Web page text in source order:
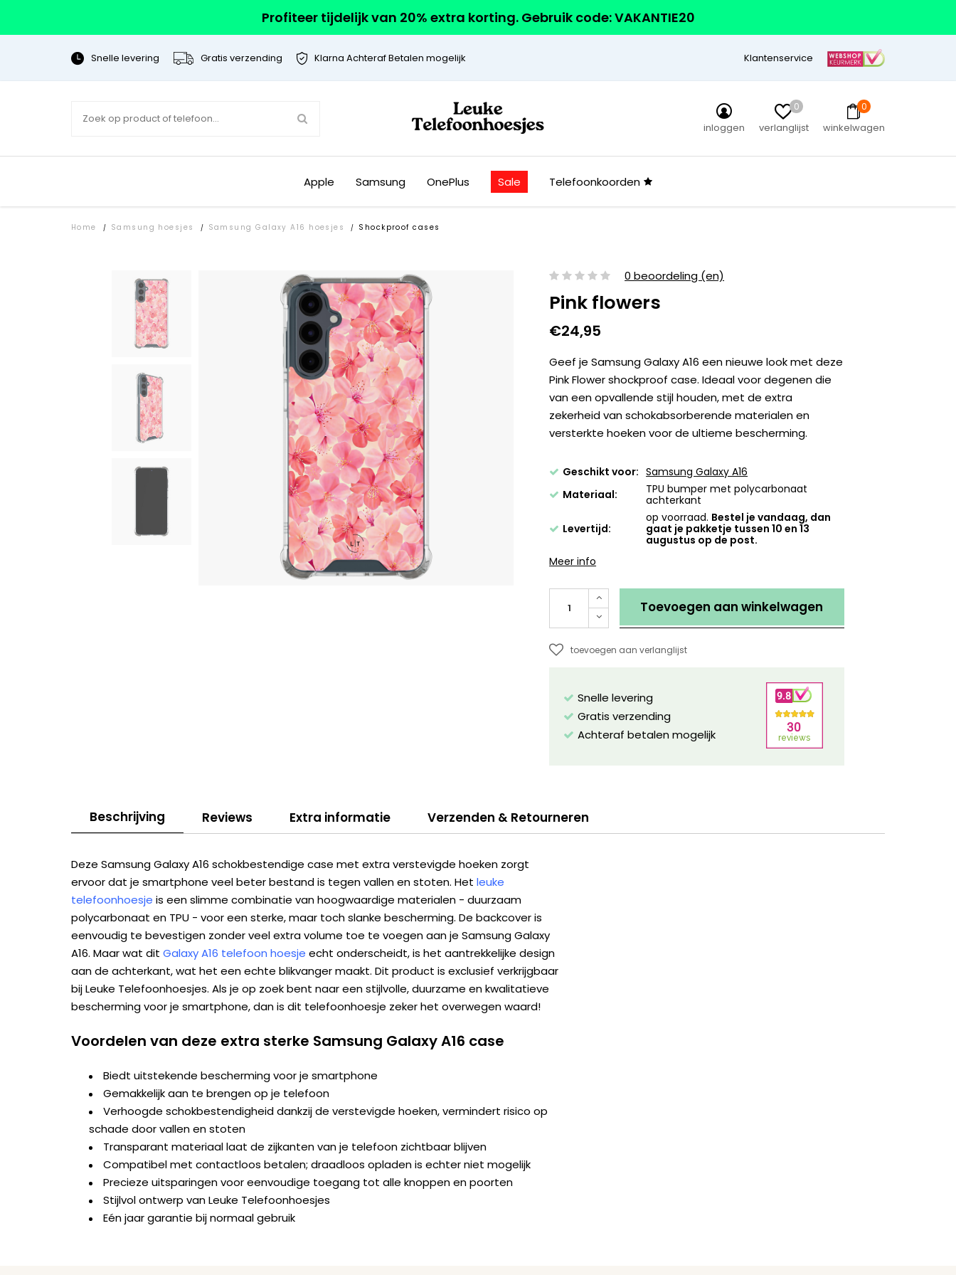
Profiteer tijdelijk van 20% extra korting. Gebruik code: VAKANTIE20
Snelle levering Gratis verzending Klarna Achteraf Betalen mogelijk Klantenservice
inloggen
0
verlanglijst
0
winkelwagen
Apple Samsung OnePlus Sale Telefoonkoorden
Home / Samsung hoesjes / Samsung Galaxy A16 hoesjes / Shockproof cases
0 beoordeling (en)
Pink flowers
€24,95
Geef je Samsung Galaxy A16 een nieuwe look met deze
Pink Flower shockproof case. Ideaal voor degenen die
van een opvallende stijl houden, met de extra
zekerheid van schokabsorberende materialen en
versterkte hoeken voor de ultieme bescherming.
Geschikt voor: Samsung Galaxy A16
Materiaal:
TPU bumper met polycarbonaat
achterkant
Levertijd:
op voorraad. Bestel je vandaag, dan
gaat je pakketje tussen 10 en 13
augustus op de post.
Meer info
Toevoegen aan winkelwagen
toevoegen aan verlanglijst
Snelle levering
Gratis verzending
Achteraf betalen mogelijk
Beschrijving Reviews Extra informatie Verzenden & Retourneren
Deze Samsung Galaxy A16 schokbestendige case met extra verstevigde hoeken zorgt
ervoor dat je smartphone veel beter bestand is tegen vallen en stoten. Het leuke
telefoonhoesje is een slimme combinatie van hoogwaardige materialen - duurzaam
polycarbonaat en TPU - voor een sterke, maar toch slanke bescherming. De backcover is
eenvoudig te bevestigen zonder veel extra volume toe te voegen aan je Samsung Galaxy
A16. Maar wat dit Galaxy A16 telefoon hoesje echt onderscheidt, is het aantrekkelijke design
aan de achterkant, wat het een echte blikvanger maakt. Dit product is exclusief verkrijgbaar
bij Leuke Telefoonhoesjes. Als je op zoek bent naar een stijlvolle, duurzame en kwalitatieve
bescherming voor je smartphone, dan is dit telefoonhoesje zeker het overwegen waard!
Voordelen van deze extra sterke Samsung Galaxy A16 case
Biedt uitstekende bescherming voor je smartphone
Gemakkelijk aan te brengen op je telefoon
Verhoogde schokbestendigheid dankzij de verstevigde hoeken, vermindert risico op
schade door vallen en stoten
Transparant materiaal laat de zijkanten van je telefoon zichtbaar blijven
Compatibel met contactloos betalen; draadloos opladen is echter niet mogelijk
Precieze uitsparingen voor eenvoudige toegang tot alle knoppen en poorten
Stijlvol ontwerp van Leuke Telefoonhoesjes
Eén jaar garantie bij normaal gebruik